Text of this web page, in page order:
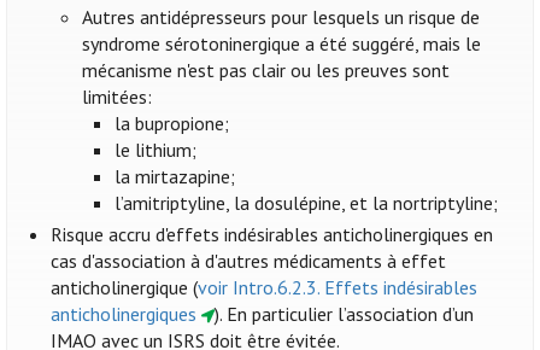
Autres antidépresseurs pour lesquels un risque de
syndrome sérotoninergique a été suggéré, mais le
mécanisme n'est pas clair ou les preuves sont
limitées:
la bupropione;
le lithium;
la mirtazapine;
l’amitriptyline, la dosulépine, et la nortriptyline;
Risque accru d'effets indésirables anticholinergiques en
cas d'association à d'autres médicaments à effet
anticholinergique (voir Intro.6.2.3. Effets indésirables
anticholinergiques
). En particulier l’association d’un
IMAO avec un ISRS doit être évitée.